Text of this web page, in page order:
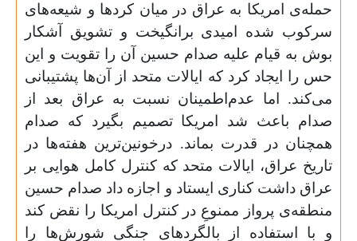
حمله‌ی امریکا به عراق در میان کردها و شیعه‌های
سرکوب شده امیدی برانگیخت و تشویق آشکار
بوش به قیام علیه صدام حسین آن را تقویت و این
حس را ایجاد کرد که ایالات متحد از آن‌ها پشتیبانی
می‌کند. اما عدم‌اطمینان نسبت به عراق بعد از
صدام باعث شد امریکا تصمیم بگیرد که صدام
همچنان در قدرت بماند. درخونین‌ترین هفته‌ها در
تاریخ عراق، ایالات متحد که کنترل کامل هوایی بر
عراق داشت کناری ایستاد و اجازه داد صدام حسین
منطقه‌ی پرواز ممنوعِ در کنترل امریکا را نقض کند
و با استفاده از بالگردهای جنگی شورش‌ها را